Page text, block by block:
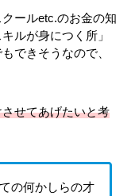
ールetc.のお金の知
ルが身につく所」
できそうなので、
せてあげたいと考
の何かしらの才